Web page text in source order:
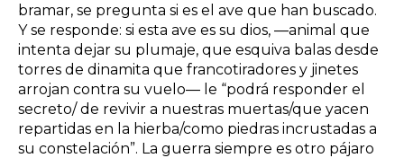
bramar, se pregunta si es el ave que han buscado.
Y se responde: si esta ave es su dios, ―animal que
intenta dejar su plumaje, que esquiva balas desde
torres de dinamita que francotiradores y jinetes
arrojan contra su vuelo― le “podrá responder el
secreto/ de revivir a nuestras muertas/que yacen
repartidas en la hierba/como piedras incrustadas a
su constelación”. La guerra siempre es otro pájaro